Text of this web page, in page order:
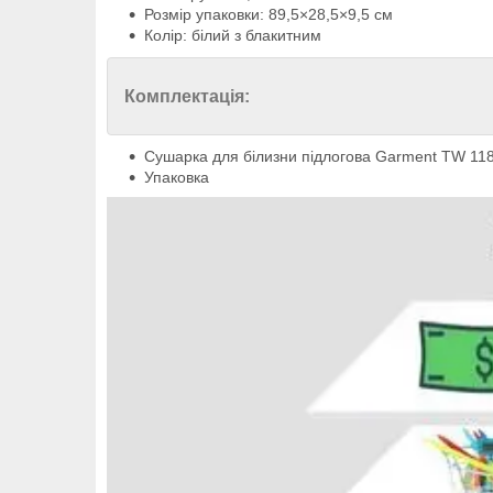
Розмір упаковки: 89,5×28,5×9,5 см
Колір: білий з блакитним
Комплектація:
Сушарка для білизни підлогова Garment TW
Упаковка